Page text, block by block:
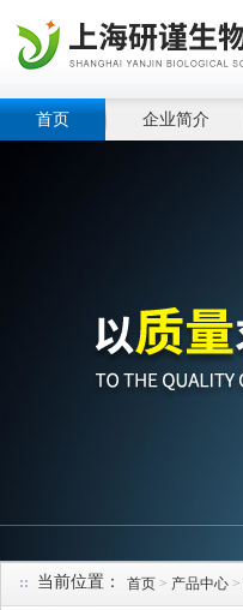
首页 企业简介
当前位置： 首页 > 产品中心 >